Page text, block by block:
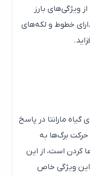
بارز
خطوط و لکه‌های
مارانتا در پاسخ
برگ‌ها به
است، از این
ویژگی خاص